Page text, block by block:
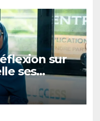
sur
ses
son plan